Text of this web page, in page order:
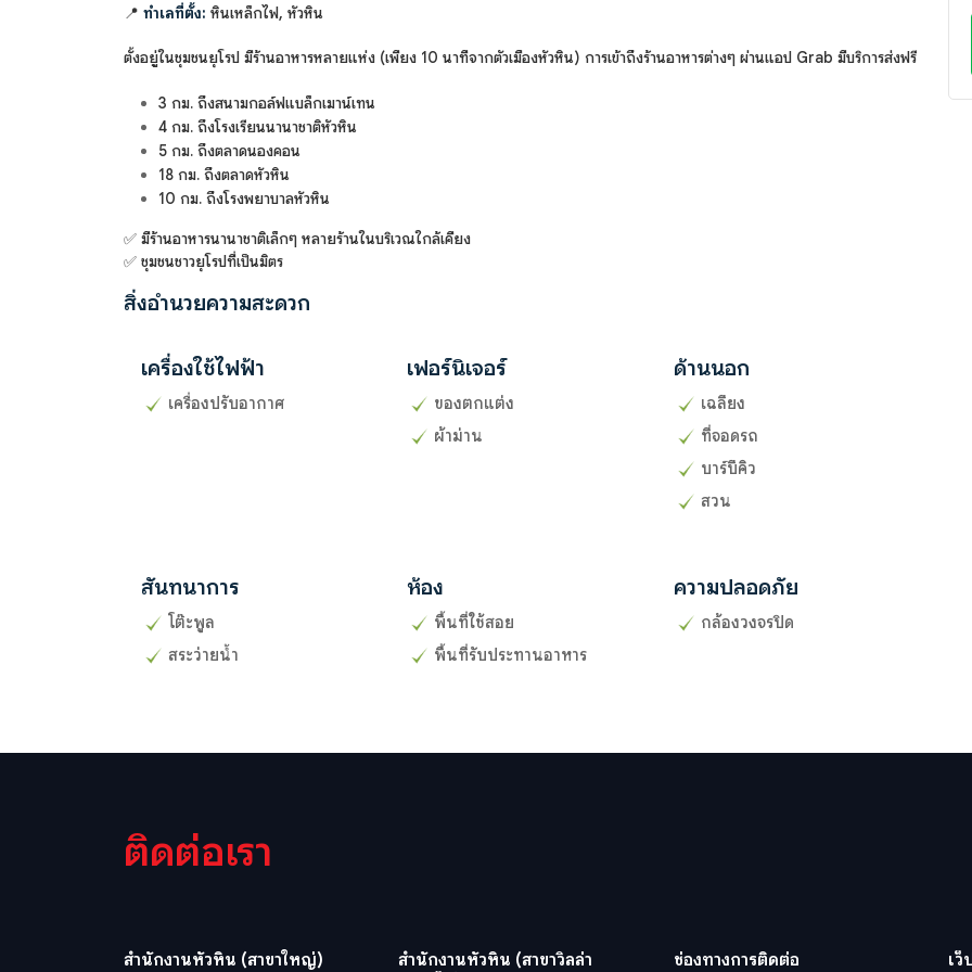
📍 ทำเลที่ตั้ง: หินเหล็กไฟ, หัวหิน
ตั้งอยู่ในชุมชนยุโรป มีร้านอาหารหลายแห่ง (เพียง 10 นาทีจากตัวเมืองหัวหิน) การเข้าถึงร้านอาหารต่างๆ ผ่านแอป Grab มีบริการส่งฟรี
3 กม. ถึงสนามกอล์ฟแบล็กเมาน์เทน
4 กม. ถึงโรงเรียนนานาชาติหัวหิน
5 กม. ถึงตลาดนองคอน
18 กม. ถึงตลาดหัวหิน
10 กม. ถึงโรงพยาบาลหัวหิน
✅ มีร้านอาหารนานาชาติเล็กๆ หลายร้านในบริเวณใกล้เคียง
✅ ชุมชนชาวยุโรปที่เป็นมิตร
สิ่งอำนวยความสะดวก
เครื่องใช้ไฟฟ้า
เครื่องปรับอากาศ
เฟอร์นิเจอร์
ของตกแต่ง
ผ้าม่าน
ด้านนอก
เฉลียง
ที่จอดรถ
บาร์บีคิว
สวน
สันทนาการ
โต๊ะพูล
สระว่ายน้ำ
ห้อง
พื้นที่ใช้สอย
พื้นที่รับประทานอาหาร
ความปลอดภัย
กล้องวงจรปิด
ติดต่อเรา
สำนักงานหัวหิน (สาขาใหญ่)
สำนักงานหัวหิน (สาขาวิลล่า
ช่องทางการติดต่อ เว็